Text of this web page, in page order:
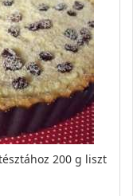
200 g liszt